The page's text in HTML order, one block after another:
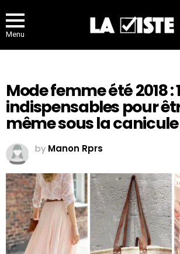
Menu
Mode femme été 2018 :
indispensables pour
même sous la canicule
by Manon Rprs